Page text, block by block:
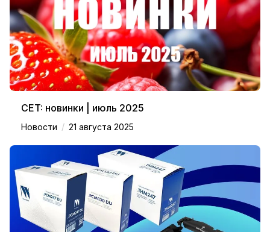
CET: новинки | июль 2025
Новости / 21 августа 2025